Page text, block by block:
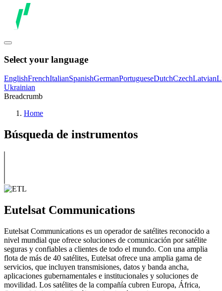
Select your language
EnglishFrenchItalianSpanishGermanPortugueseDutchCzechLatvian
Ukrainian
Breadcrumb
Home
Búsqueda de instrumentos
Eutelsat Communications
Eutelsat Communications es un operador de satélites reconocido a
nivel mundial que ofrece soluciones de comunicación por satélite
seguras y confiables a clientes de todo el mundo. Con una amplia
flota de más de 40 satélites, Eutelsat ofrece una amplia gama de
servicios, que incluyen transmisiones, datos y banda ancha,
aplicaciones gubernamentales e institucionales y soluciones de
movilidad. Los satélites de la compañía cubren Europa, África,